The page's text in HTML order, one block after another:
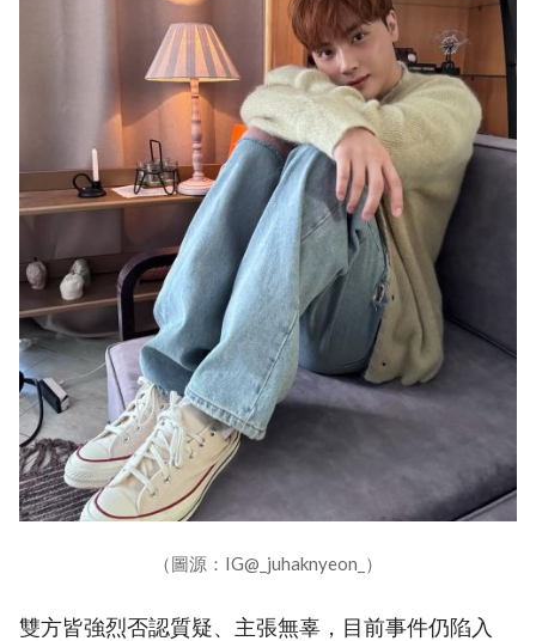
（圖源：IG@_juhaknyeon_）
雙方皆強烈否認質疑、主張無辜，目前事件仍陷入